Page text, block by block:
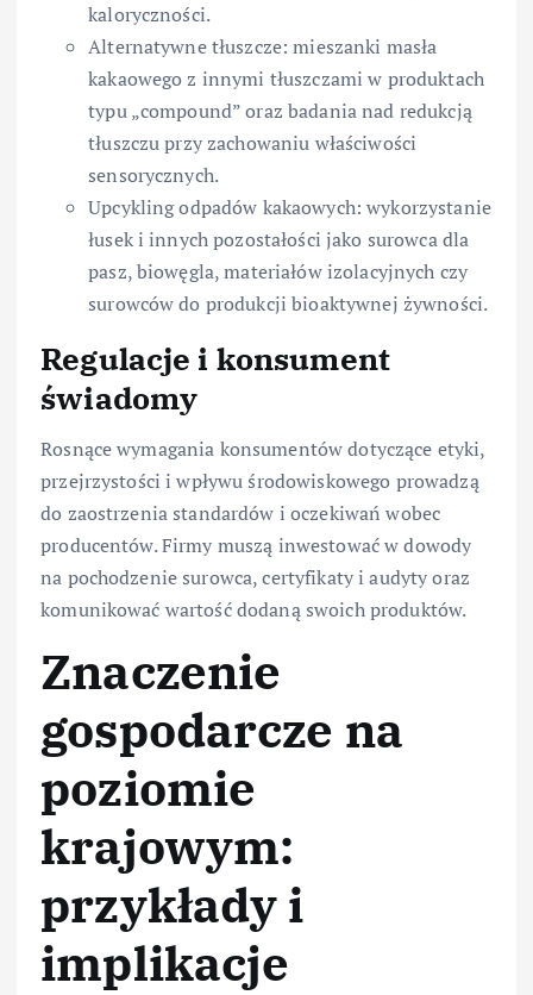
kaloryczności.
Alternatywne tłuszcze: mieszanki masła
kakaowego z innymi tłuszczami w produktach
typu „compound” oraz badania nad redukcją
tłuszczu przy zachowaniu właściwości
sensorycznych.
Upcykling odpadów kakaowych: wykorzystanie
łusek i innych pozostałości jako surowca dla
pasz, biowęgla, materiałów izolacyjnych czy
surowców do produkcji bioaktywnej żywności.
Regulacje i konsument
świadomy
Rosnące wymagania konsumentów dotyczące etyki,
przejrzystości i wpływu środowiskowego prowadzą
do zaostrzenia standardów i oczekiwań wobec
producentów. Firmy muszą inwestować w dowody
na pochodzenie surowca, certyfikaty i audyty oraz
komunikować wartość dodaną swoich produktów.
Znaczenie
gospodarcze na
poziomie
krajowym:
przykłady i
implikacje